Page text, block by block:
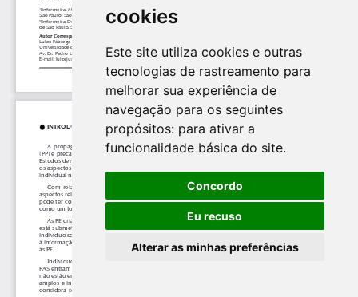
cookies
Este site utiliza cookies e outras
tecnologias de rastreamento para
melhorar sua experiência de
navegação para os seguintes
propósitos: para ativar a
funcionalidade básica do site.
Concordo
Eu recuso
Alterar as minhas preferências